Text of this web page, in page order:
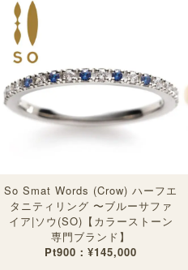
So Smat Words (Crow) ハーフエ
タニティリング 〜ブルーサファ
イア|ソウ(SO)【カラーストーン
専門ブランド】
Pt900：¥145,000